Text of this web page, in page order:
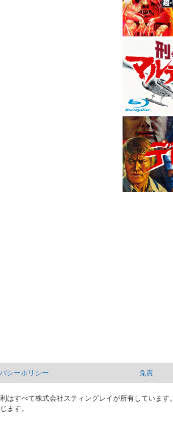
シーポリシー 免責
はすべて株式会社スティングレイが所有しています。
ます。